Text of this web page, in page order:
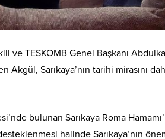
ve TESKOMB Genel Başkanı
Sarıkaya’nın tarihi mirasını
bulunan Sarıkaya Roma
halinde Sarıkaya’nın